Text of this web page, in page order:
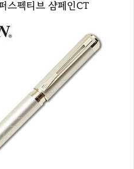
스펙티브 샴페인CT